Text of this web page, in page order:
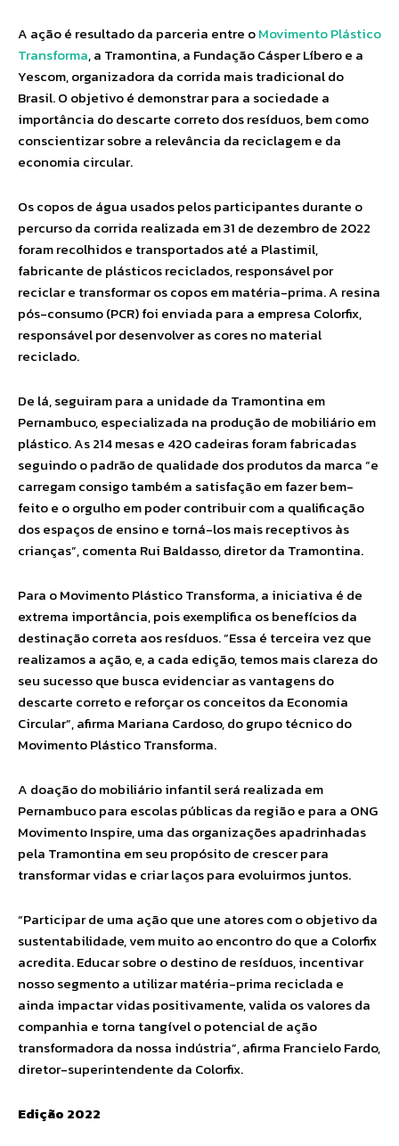
A ação é resultado da parceria entre oMovimento Plástico
Transforma, a Tramontina, a Fundação Cásper Líbero e a
Yescom, organizadora da corrida mais tradicional do
Brasil. O objetivo é demonstrar para a sociedade a
importância do descarte correto dos resíduos, bem como
conscientizar sobre a relevância da reciclagem e da
economia circular.
Os copos de água usados pelos participantes durante o
percurso da corrida realizada em 31 de dezembro de 2022
foram recolhidos e transportados até a Plastimil,
fabricante de plásticos reciclados, responsável por
reciclar e transformar os copos em matéria-prima. A resina
pós-consumo (PCR) foi enviada para a empresa Colorfix,
responsável por desenvolver as cores no material
reciclado.
De lá, seguiram para a unidade da Tramontina em
Pernambuco, especializada na produção de mobiliário em
plástico. As 214 mesas e 420 cadeiras foram fabricadas
seguindo o padrão de qualidade dos produtos da marca “e
carregam consigo também a satisfação em fazer bem-
feito e o orgulho em poder contribuir com a qualificação
dos espaços de ensino e torná-los mais receptivos às
crianças”, comenta Rui Baldasso, diretor da Tramontina.
Para o Movimento Plástico Transforma, a iniciativa é de
extrema importância, pois exemplifica os benefícios da
destinação correta aos resíduos. “Essa é terceira vez que
realizamos a ação, e, a cada edição, temos mais clareza do
seu sucesso que busca evidenciar as vantagens do
descarte correto e reforçar os conceitos da Economia
Circular”, afirma Mariana Cardoso, do grupo técnico do
Movimento Plástico Transforma.
A doação do mobiliário infantil será realizada em
Pernambuco para escolas públicas da região e para a ONG
Movimento Inspire, uma das organizações apadrinhadas
pela Tramontina em seu propósito de crescer para
transformar vidas e criar laços para evoluirmos juntos.
“Participar de uma ação que une atores com o objetivo da
sustentabilidade, vem muito ao encontro do que a Colorfix
acredita. Educar sobre o destino de resíduos, incentivar
nosso segmento a utilizar matéria-prima reciclada e
ainda impactar vidas positivamente, valida os valores da
companhia e torna tangível o potencial de ação
transformadora da nossa indústria”, afirma Francielo Fardo,
diretor-superintendente da Colorfix.
Edição 2022